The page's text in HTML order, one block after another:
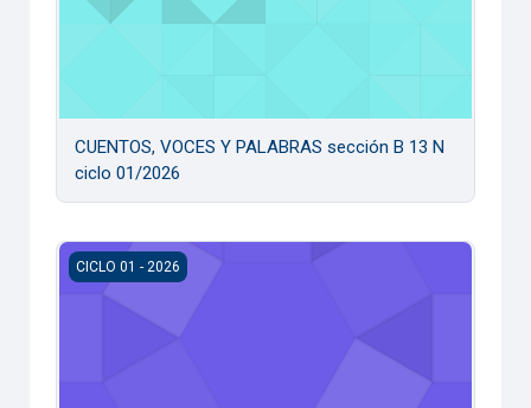
CUENTOS, VOCES Y PALABRAS sección B 13 N
ciclo 01/2026
CUENTOS, VOCES Y PALABRAS sección B 12 N ciclo 01/
CICLO 01 - 2026